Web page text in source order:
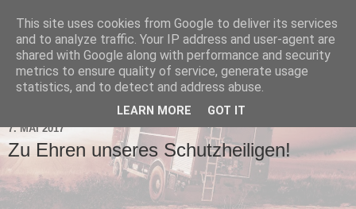
7. MAI 2017
Zu Ehren unseres Schutzheiligen!
This site uses cookies from Google to deliver its services
and to analyze traffic. Your IP address and user-agent are
shared with Google along with performance and security
metrics to ensure quality of service, generate usage
statistics, and to detect and address abuse.
LEARN MORE GOT IT